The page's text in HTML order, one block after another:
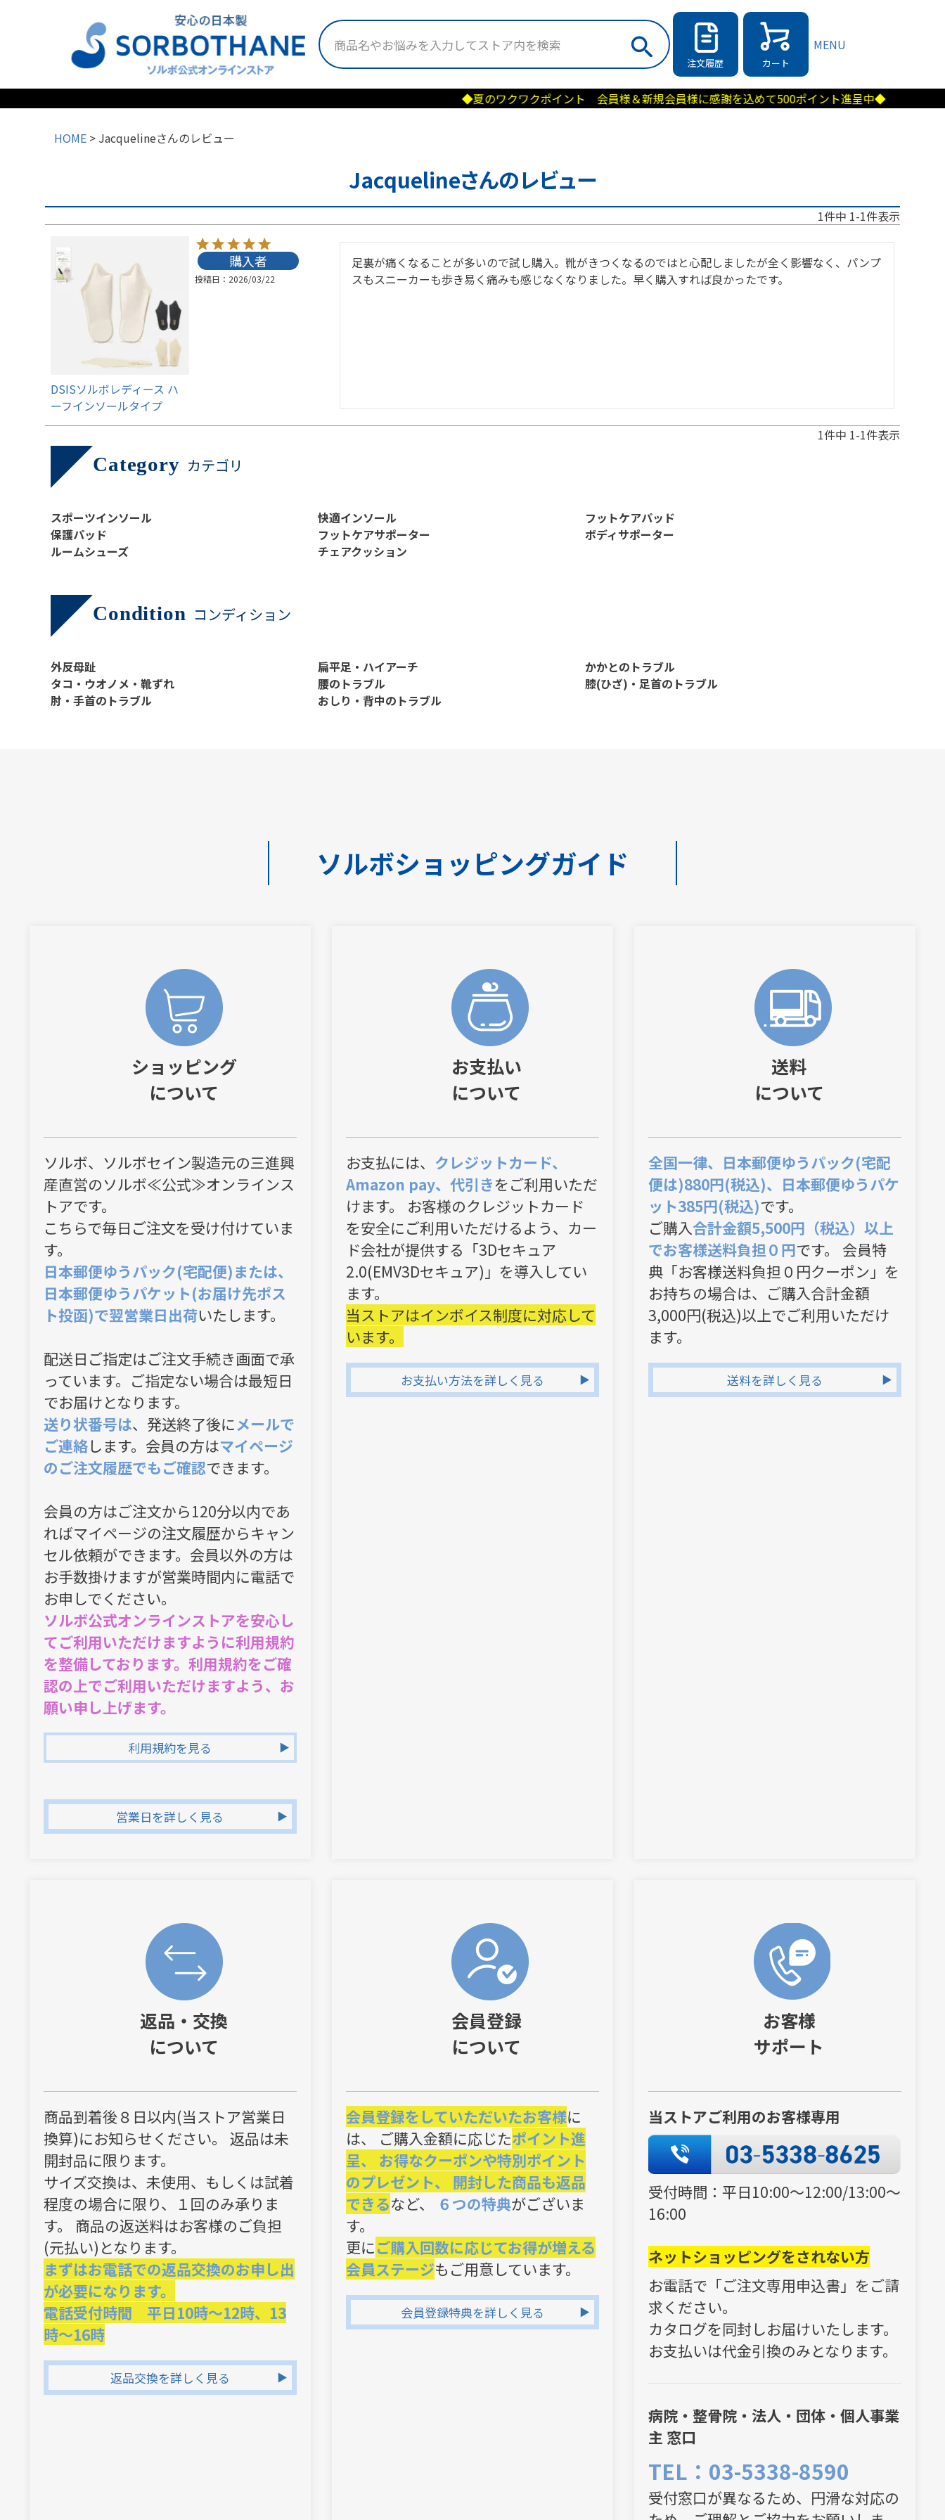
検索
注文履歴
カート
MENU
◆夏のワクワクポイント 会員様＆新規会員様に感謝を込めて500ポイント進呈中◆
HOME Jacquelineさんのレビュー
Jacquelineさんのレビュー
1件中 1-1件表示
DSISソルボレディース ハ
ーフインソールタイプ
購入者
投稿日 2026/03/22
足裏が痛くなることが多いので試し購入。靴がきつくなるのではと心配しましたが全く影響なく、パンプ
スもスニーカーも歩き易く痛みも感じなくなりました。早く購入すれば良かったです。
1件中 1-1件表示
Category カテゴリ
スポーツインソール 快適インソール
フットケアパッド
保護パッド
フットケアサポーター
ボディサポーター
ルームシューズ
チェアクッション
Condition コンディション
外反母趾 扁平足・ハイアーチ
かかとのトラブル
タコ・ウオノメ・靴ずれ
腰のトラブル
膝(ひざ)・足首のトラブル
肘・手首のトラブル
おしり・背中のトラブル
ソルボショッピングガイド
ショッピング
について
ソルボ、ソルボセイン製造元の三進興
産直営のソルボ≪公式≫オンラインス
トアです。
こちらで毎日ご注文を受け付けていま
す。
日本郵便ゆうパック(宅配便)または、
日本郵便ゆうパケット(お届け先ポス
ト投函)で翌営業日出荷いたします。
営業日を詳しく見る
配送日ご指定はご注文手続き画面で承
っています。ご指定ない場合は最短日
でお届けとなります。
送り状番号は、発送終了後にメールで
ご連絡します。会員の方はマイページ
のご注文履歴でもご確認できます。
会員の方はご注文から120分以内であ
ればマイページの注文履歴からキャン
セル依頼ができます。会員以外の方は
お手数掛けますが営業時間内に電話で
お申しでください。
ソルボ公式オンラインストアを安心し
てご利用いただけますように利用規約
を整備しております。利用規約をご確
認の上でご利用いただけますよう、お
願い申し上げます。
利用規約を見る
お支払い
について
お支払には、 クレジットカード、
Amazon pay、代引きをご利用いただ
けます。 お客様のクレジットカード
を安全にご利用いただけるよう、カー
ド会社が提供する「3Dセキュア
2.0(EMV3Dセキュア)」を導入してい
ます。
当ストアはインボイス制度に対応して
います。
お支払い方法を詳しく見る
送料
について
全国一律、日本郵便ゆうパック(宅配
便は)880円(税込)、日本郵便ゆうパケ
ット385円(税込)です。
ご購入合計金額5,500円（税込）以上
でお客様送料負担０円です。 会員特
典「お客様送料負担０円クーポン」を
お持ちの場合は、ご購入合計金額
3,000円(税込)以上でご利用いただけ
ます。
送料を詳しく見る
返品・交換
について
商品到着後８日以内(当ストア営業日
換算)にお知らせください。 返品は未
開封品に限ります。
サイズ交換は、未使用、もしくは試着
程度の場合に限り、１回のみ承りま
す。 商品の返送料はお客様のご負担
(元払い)となります。
まずはお電話での返品交換のお申し出
が必要になります。
電話受付時間 平日10時～12時、13
時～16時
返品交換を詳しく見る
会員登録
について
会員登録をしていただいたお客様に
は、 ご購入金額に応じたポイント進
呈、 お得なクーポンや特別ポイント
のプレゼント、 開封した商品も返品
できるなど、 ６つの特典がございま
す。
更にご購入回数に応じてお得が増える
会員ステージもご用意しています。
会員登録特典を詳しく見る
お客様
サポート
当ストアご利用のお客様専用
受付時間：平日10:00～12:00/13:00～
16:00
ネットショッピングをされない方
お電話で「ご注文専用申込書」をご請
求ください。
カタログを同封しお届けいたします。
お支払いは代金引換のみとなります。
病院・整骨院・法人・団体・個人事業
主 窓口
TEL：03-5338-8590
受付窓口が異なるため、円滑な対応の